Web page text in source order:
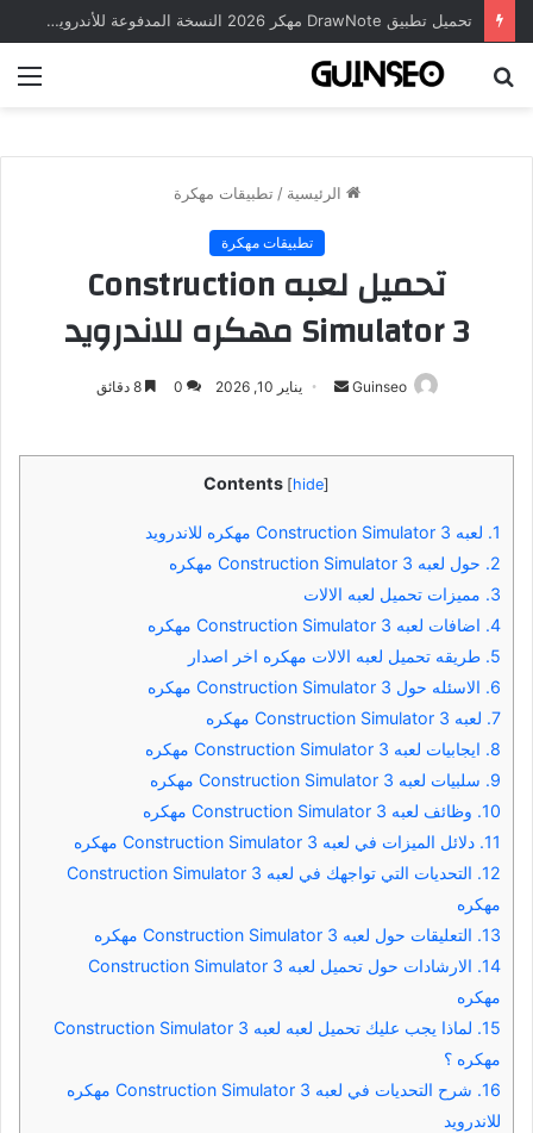
تحميل تطبيق DrawNote مهكر 2026 النسخة المدفوعة للأندرويد مجاناً
الرئيسية / تطبيقات مهكرة
تطبيقات مهكرة
تحميل لعبه Construction
Simulator 3 مهكره للاندرويد
Guinseo
أرسليناير 10, 2026 0 8 دقائق
Contents [hide]
1. لعبه Construction Simulator 3 مهكره للاندرويد
2. حول لعبه Construction Simulator 3 مهكره
3. مميزات تحميل لعبه الالات
4. اضافات لعبه Construction Simulator 3 مهكره
5. طريقه تحميل لعبه الالات مهكره اخر اصدار
6. الاسئله حول Construction Simulator 3 مهكره
7. لعبه Construction Simulator 3 مهكره
8. ايجابيات لعبه Construction Simulator 3 مهكره
9. سلبيات لعبه Construction Simulator 3 مهكره
10. وظائف لعبه Construction Simulator 3 مهكره
11. دلائل الميزات في لعبه Construction Simulator 3 مهكره
12.
التحديات التي تواجهك في لعبه Construction Simulator 3
مهكره
13. التعليقات حول لعبه Construction Simulator 3 مهكره
14.
الارشادات حول تحميل لعبه Construction Simulator 3
مهكره
15.
لماذا يجب عليك تحميل لعبه لعبه Construction Simulator 3
مهكره ؟
16.
شرح التحديات في لعبه Construction Simulator 3 مهكره
للاندرويد